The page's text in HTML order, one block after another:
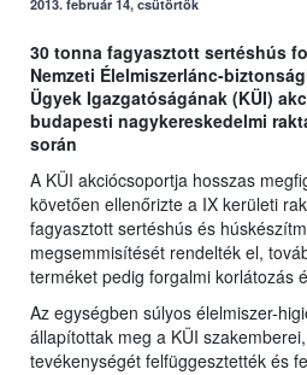
2013. február 14, csütörtök
30 tonna fagyasztott sertéshús
Nemzeti Élelmiszerlánc-
Ügyek Igazgatóságának (KÜI)
budapesti nagykereskedelmi
során
A KÜI akciócsoportja hosszas
követően ellenőrizte a IX kerületi
fagyasztott sertéshús és
megsemmisítését rendelték el,
terméket pedig forgalmi korlátozás
Az egységben súlyos élelmiszer-
állapítottak meg a KÜI
tevékenységét felfüggesztették és